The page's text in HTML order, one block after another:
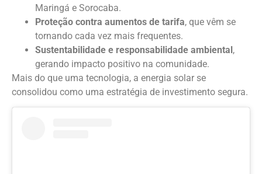
Maringá e Sorocaba.
Proteção contra aumentos de tarifa, que vêm se
tornando cada vez mais frequentes.
Sustentabilidade e responsabilidade ambiental,
gerando impacto positivo na comunidade.
Mais do que uma tecnologia, a energia solar se
consolidou como uma estratégia de investimento segura.